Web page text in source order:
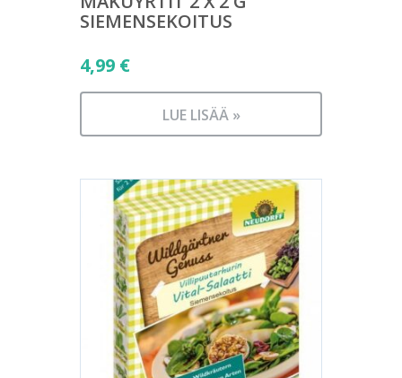
SIEMENSEKOITUS
4,99 €
LUE LISÄÄ »